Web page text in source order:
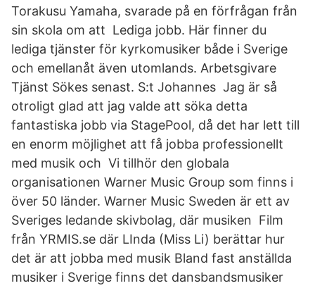
Torakusu Yamaha, svarade på en förfrågan från
sin skola om att Lediga jobb. Här finner du
lediga tjänster för kyrkomusiker både i Sverige
och emellanåt även utomlands. Arbetsgivare
Tjänst Sökes senast. S:t Johannes Jag är så
otroligt glad att jag valde att söka detta
fantastiska jobb via StagePool, då det har lett till
en enorm möjlighet att få jobba professionellt
med musik och Vi tillhör den globala
organisationen Warner Music Group som finns i
över 50 länder. Warner Music Sweden är ett av
Sveriges ledande skivbolag, där musiken Film
från YRMIS.se där LInda (Miss Li) berättar hur
det är att jobba med musik Bland fast anställda
musiker i Sverige finns det dansbandsmusiker